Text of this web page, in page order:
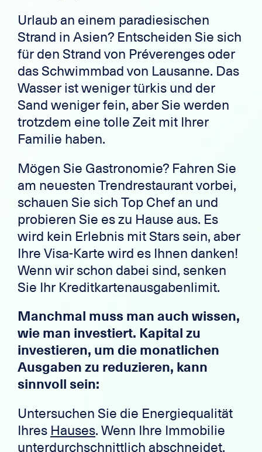
Urlaub an einem paradiesischen
Strand in Asien? Entscheiden Sie sich
für den Strand von Préverenges oder
das Schwimmbad von Lausanne. Das
Wasser ist weniger türkis und der
Sand weniger fein, aber Sie werden
trotzdem eine tolle Zeit mit Ihrer
Familie haben.
Mögen Sie Gastronomie? Fahren Sie
am neuesten Trendrestaurant vorbei,
schauen Sie sich Top Chef an und
probieren Sie es zu Hause aus. Es
wird kein Erlebnis mit Stars sein, aber
Ihre Visa-Karte wird es Ihnen danken!
Wenn wir schon dabei sind, senken
Sie Ihr Kreditkartenausgabenlimit.
Manchmal muss man auch wissen,
wie man investiert. Kapital zu
investieren, um die monatlichen
Ausgaben zu reduzieren, kann
sinnvoll sein:
Untersuchen Sie die Energiequalität
Ihres Hauses. Wenn Ihre Immobilie
unterdurchschnittlich abschneidet,